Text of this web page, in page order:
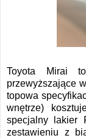
Toyota Mirai
przewyższające
topowa
wnętrze)
specjalny lakier
zestawieniu z